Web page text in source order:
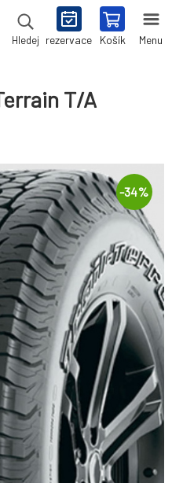
Hledej rezervace Košík Menu
T/A
-34%